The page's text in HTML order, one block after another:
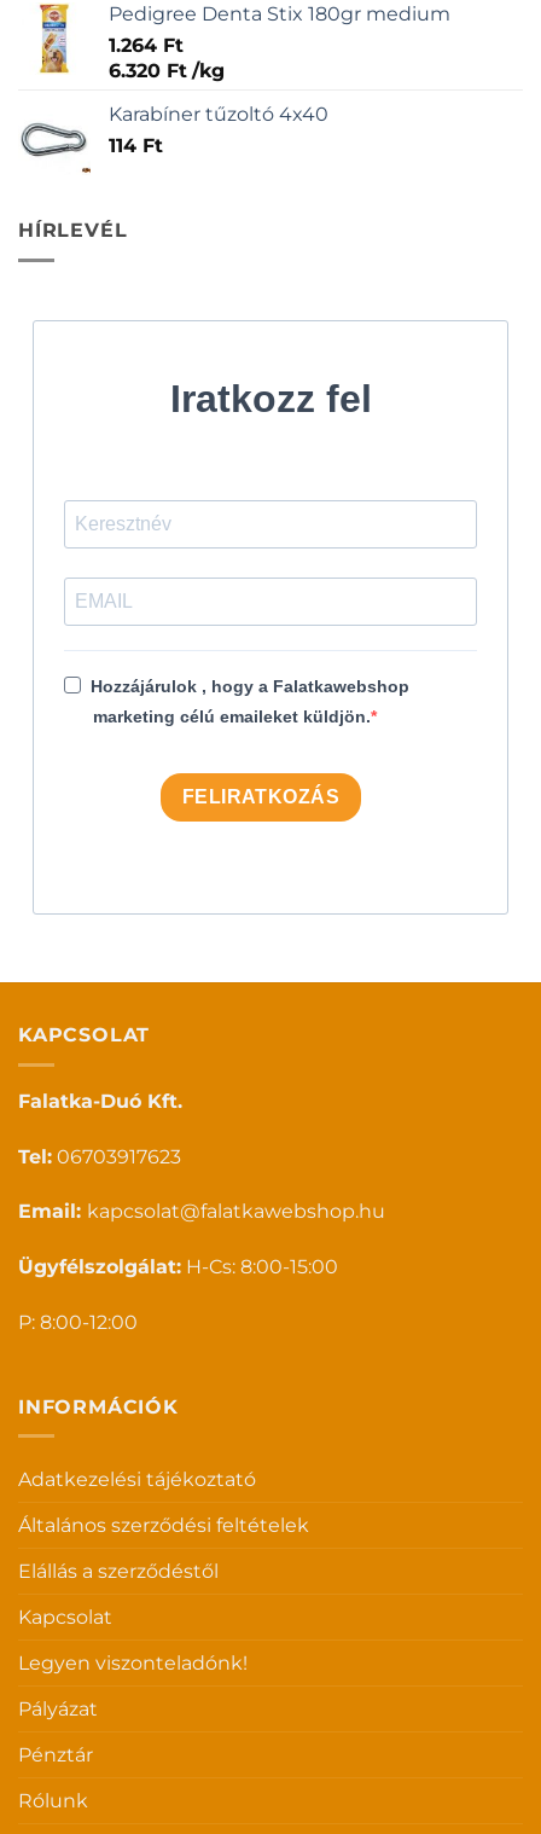
Pedigree Denta Stix 180gr medium
1.264 Ft
6.320 Ft /kg
Karabíner tűzoltó 4x40
114 Ft
HÍRLEVÉL
Iratkozz fel
Hozzájárulok , hogy a Falatkawebshop
marketing célú emaileket küldjön.
FELIRATKOZÁS
KAPCSOLAT
Falatka-Duó Kft.
Tel: 06703917623
Email: kapcsolat@falatkawebshop.hu
Ügyfélszolgálat: H-Cs: 8:00-15:00
P: 8:00-12:00
INFORMÁCIÓK
Adatkezelési tájékoztató
Általános szerződési feltételek
Elállás a szerződéstől
Kapcsolat
Legyen viszonteladónk!
Pályázat
Pénztár
Rólunk